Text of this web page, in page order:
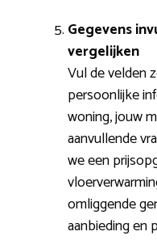
Gegevens
vergelijken
Vul de velden
persoonlijke
woning, jouw
aanvullende
we een
omliggende
aanbieding en